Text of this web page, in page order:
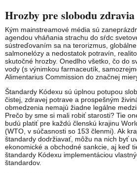
Hrozby pre slobodu zdravia
Kým mainstreamové média sú
agendou vháňania strachu do sŕdc
sústreďovaním sa na terorizmus,
salmonelózy a nedostatok potravín,
skutočné hrozby. Onedlho všetko, čo do
vody (s výnimkou farmaceutík,
Alimentarius Commission do značnej
Štandardy Kódexu sú úplnou potupou
čistej, zdravej potrave a prospešným
obmedzenia nemajú žiadne legálne
Prečo by sme si mali robiť starosti? Tie
budú platiť pre každú členskú krajinu
(WTO, v súčasnosti so 153 členmi). Ak
štandardy dodržiavať, môžu na nich byť
ekonomické a obchodné sankcie, aj keď
štandardy Kódexu implementáciou
štandardov.